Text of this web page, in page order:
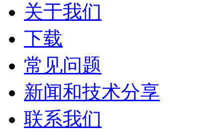
关于我们
下载
常见问题
新闻和技术分享
联系我们